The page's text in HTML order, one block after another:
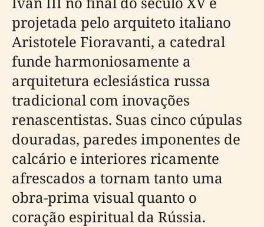
projetada pelo arquiteto italiano
Aristotele Fioravanti, a catedral
funde harmoniosamente a
arquitetura eclesiástica russa
tradicional com inovações
renascentistas. Suas cinco cúpulas
douradas, paredes imponentes de
calcário e interiores ricamente
afrescados a tornam tanto uma
obra-prima visual quanto o
coração espiritual da Rússia.